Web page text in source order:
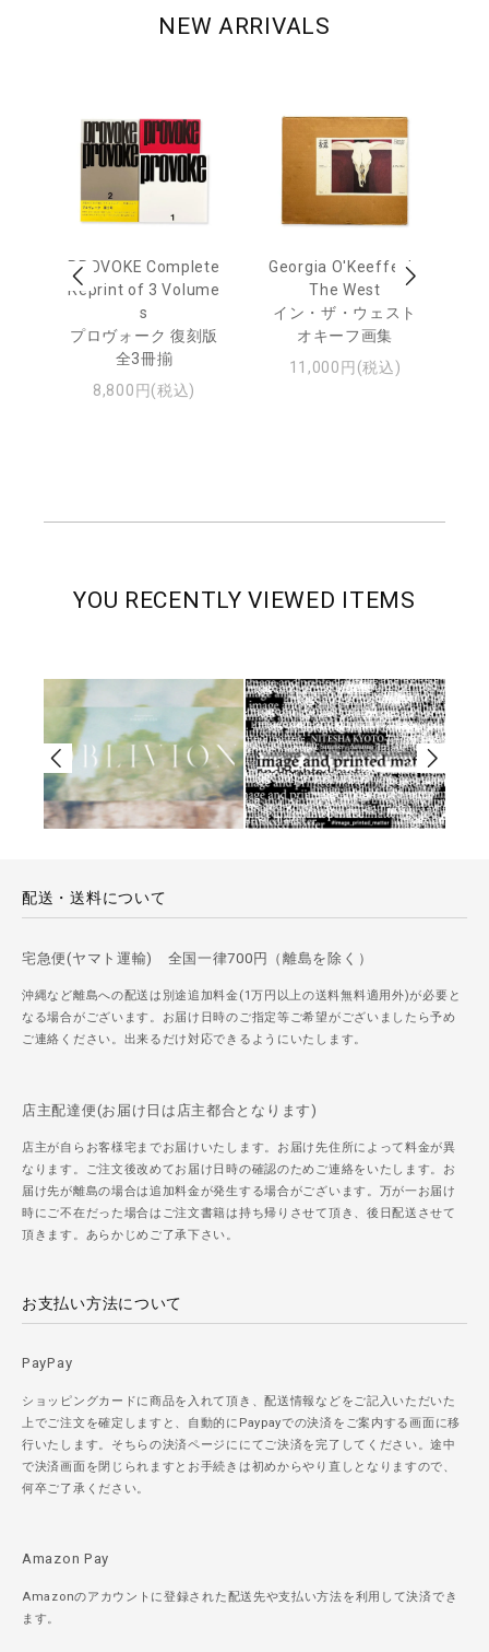
NEW ARRIVALS
PROVOKE Complete
Reprint of 3 Volume
s
プロヴォーク 復刻版
全3冊揃
8,800円(税込)
Georgia O'Keeffe: In
The West
イン・ザ・ウェスト
オキーフ画集
11,000円(税込)
YOU RECENTLY VIEWED ITEMS
配送・送料について
宅急便(ヤマト運輸) 全国一律700円（離島を除く）
沖縄など離島への配送は別途追加料金(1万円以上の送料無料適用外)が必要と
なる場合がございます。お届け日時のご指定等ご希望がございましたら予め
ご連絡ください。出来るだけ対応できるようにいたします。
店主配達便(お届け日は店主都合となります)
店主が自らお客様宅までお届けいたします。お届け先住所によって料金が異
なります。ご注文後改めてお届け日時の確認のためご連絡をいたします。お
届け先が離島の場合は追加料金が発生する場合がございます。万が一お届け
時にご不在だった場合はご注文書籍は持ち帰りさせて頂き、後日配送させて
頂きます。あらかじめご了承下さい。
お支払い方法について
PayPay
ショッピングカードに商品を入れて頂き、配送情報などをご記入いただいた
上でご注文を確定しますと、自動的にPaypayでの決済をご案内する画面に移
行いたします。そちらの決済ページににてご決済を完了してください。途中
で決済画面を閉じられますとお手続きは初めからやり直しとなりますので、
何卒ご了承ください。
Amazon Pay
Amazonのアカウントに登録された配送先や支払い方法を利用して決済でき
ます。